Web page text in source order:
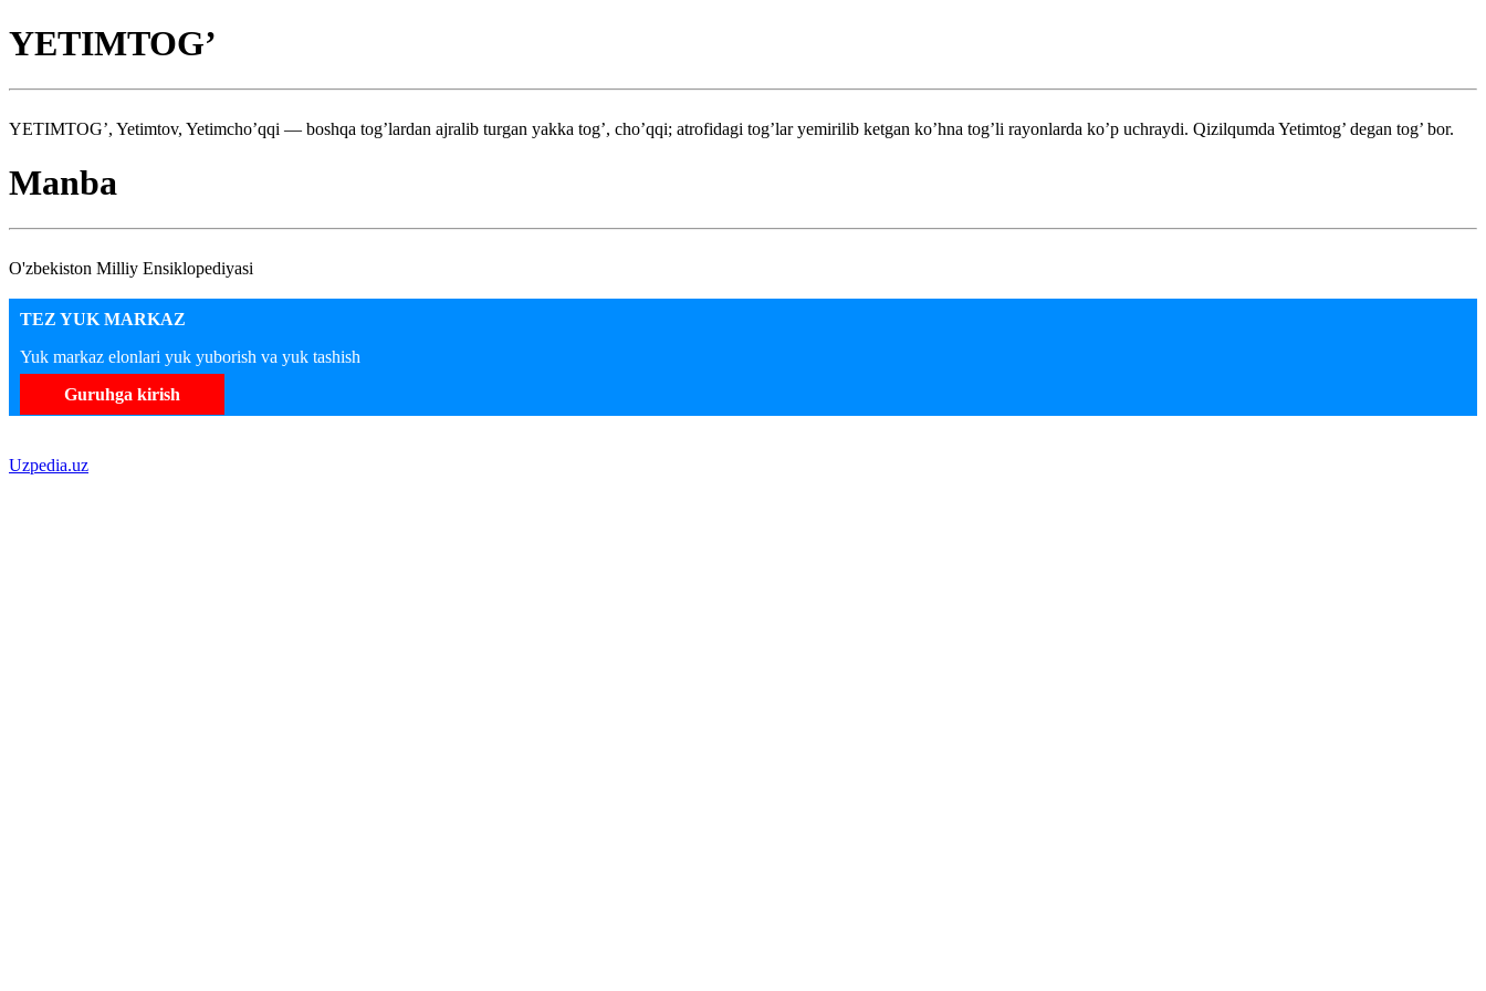
YETIMTOG’
YETIMTOG’, Yetimtov, Yetimcho’qqi — boshqa tog’lardan ajralib turgan yakka tog’, cho’qqi; atrofidagi tog’lar yemirilib ketgan ko’hna tog’li rayonlarda ko’p uchraydi. Qizilqumda Yetimtog’ degan tog’ bor.
Manba
O'zbekiston Milliy Ensiklopediyasi
TEZ YUK MARKAZ
Yuk markaz elonlari yuk yuborish va yuk tashish
Guruhga kirish
Uzpedia.uz